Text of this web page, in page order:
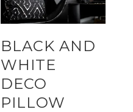
BLACK AND
WHITE
DECO
PILLOW